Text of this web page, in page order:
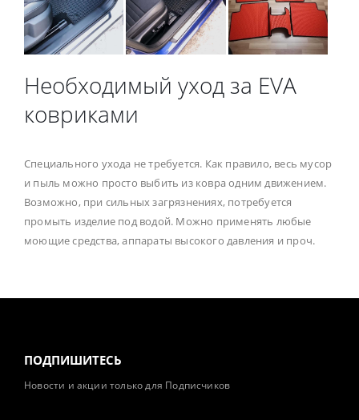
Необходимый уход за EVA
ковриками
Специального ухода не требуется. Как правило, весь мусор
и пыль можно просто выбить из ковра одним движением.
Возможно, при сильных загрязнениях, потребуется
промыть изделие под водой. Можно применять любые
моющие средства, аппараты высокого давления и проч.
ПОДПИШИТЕСЬ
Новости и акции только для Подписчиков